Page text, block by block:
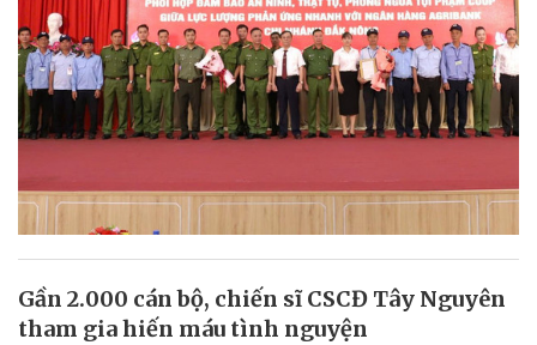
Gần 2.000 cán bộ, chiến sĩ CSCĐ Tây Nguyên
tham gia hiến máu tình nguyện